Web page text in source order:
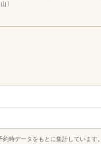
〕
時データをもとに集計しています。